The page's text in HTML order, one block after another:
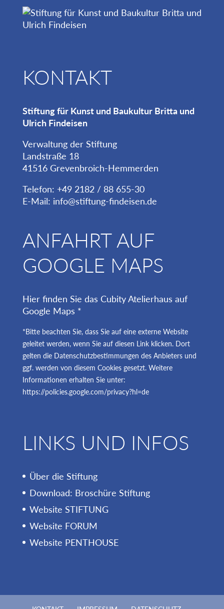
KONTAKT
Stiftung für Kunst und Baukultur Britta und
Ulrich Findeisen
Verwaltung der Stiftung
Landstraße 18
41516 Grevenbroich-Hemmerden
Telefon: +49 2182 / 88 655-30
E-Mail: info@stiftung-findeisen.de
ANFAHRT AUF
GOOGLE MAPS
Hier finden Sie das Cubity Atelierhaus auf
Google Maps *
*Bitte beachten Sie, dass Sie auf eine externe Website
geleitet werden, wenn Sie auf diesen Link klicken. Dort
gelten die Datenschutzbestimmungen des Anbieters und
ggf. werden von diesem Cookies gesetzt. Weitere
Informationen erhalten Sie unter:
https://policies.google.com/privacy?hl=de
LINKS UND INFOS
Über die Stiftung
Download: Broschüre Stiftung
Website STIFTUNG
Website FORUM
Website PENTHOUSE